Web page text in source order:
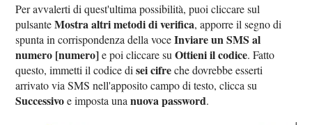
Per avvalerti di quest'ultima possibilità, puoi cliccare sul
pulsanteMostra altri metodi di verifica, apporre il segno di
spunta in corrispondenza della voceInviare un SMS al
numero [numero]e poi cliccare suOttieni il codice. Fatto
questo, immetti il codice disei cifreche dovrebbe esserti
arrivato via SMS nell'apposito campo di testo, clicca su
Successivoe imposta unanuova password.